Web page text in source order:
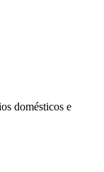
domésticos e